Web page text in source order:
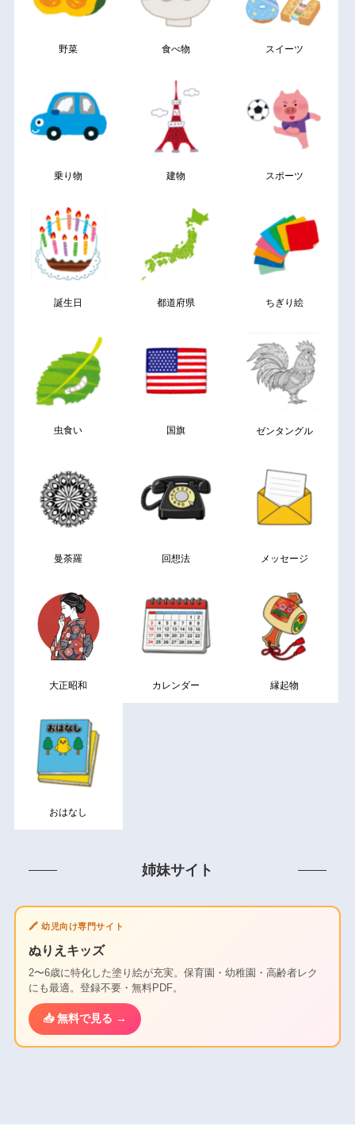
野菜 食べ物 スイーツ
乗り物 建物 スポーツ
誕生日 都道府県 ちぎり絵
虫食い 国旗 ゼンタングル
曼荼羅 回想法 メッセージ
大正昭和 カレンダー 縁起物
おはなし
姉妹サイト
🖍️ 幼児向け専門サイト
ぬりえキッズ
2〜6歳に特化した塗り絵が充実。保育園・幼稚園・高齢者レク
にも最適。登録不要・無料PDF。
📥 無料で見る →